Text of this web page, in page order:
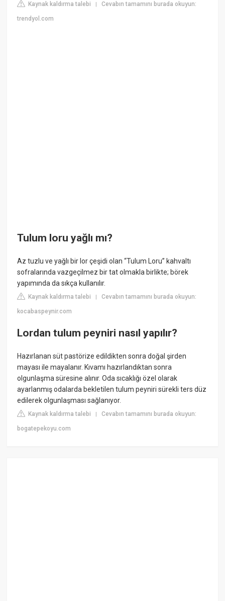
Kaynak kaldırma talebi |Cevabın tamamını burada okuyun:
trendyol.com
Tulum loru yağlı mı?
Az tuzlu ve yağlı bir lor çeşidi olan “Tulum Loru” kahvaltı
sofralarında vazgeçilmez bir tat olmakla birlikte; börek
yapımında da sıkça kullanılır.
Kaynak kaldırma talebi |Cevabın tamamını burada okuyun:
kocabaspeynir.com
Lordan tulum peyniri nasıl yapılır?
Hazırlanan süt pastörize edildikten sonra doğal şirden
mayası ile mayalanır. Kıvamı hazırlandıktan sonra
olgunlaşma süresine alınır. Oda sıcaklığı özel olarak
ayarlanmış odalarda bekletilen tulum peyniri sürekli ters düz
edilerek olgunlaşması sağlanıyor.
Kaynak kaldırma talebi |Cevabın tamamını burada okuyun:
bogatepekoyu.com